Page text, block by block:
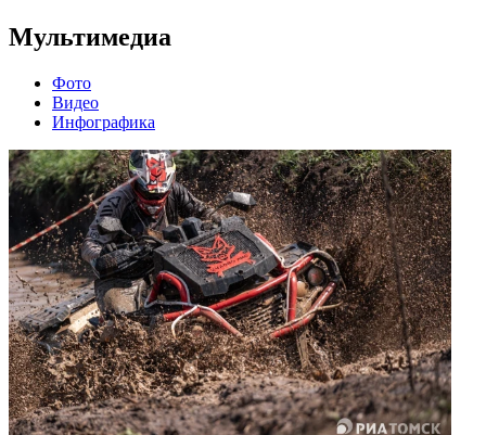
Мультимедиа
Фото
Видео
Инфографика